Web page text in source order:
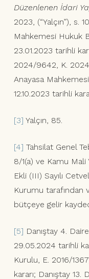
Düzenlenen İdari
2023, (“Yalçın”), s.
Mahkemesi Hukuk
23.01.2023 tarihli
2024/9642, K.
Anayasa
12.10.2023 tarihli
[3] Yalçın, 85.
[4] Tahsilat Genel
8/1(a) ve Kamu
Ekli (III) Sayılı
Kurumu tarafından
bütçeye gelir
[5] Danıştay 4.
29.05.2024 tarihli
Kurulu, E. 2016/
kararı; Danıştay